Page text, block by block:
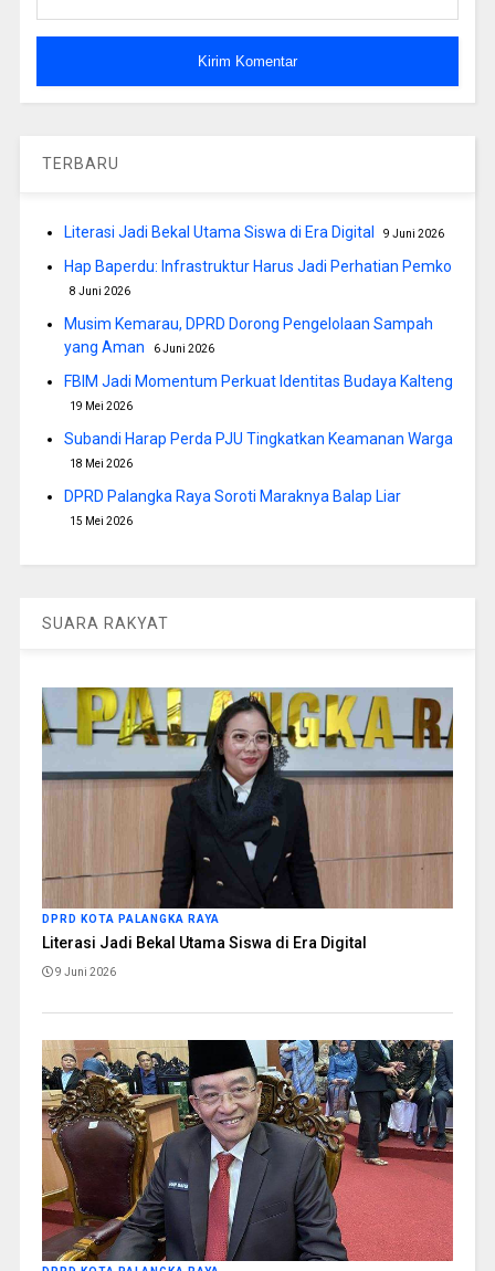
TERBARU
Literasi Jadi Bekal Utama Siswa di Era Digital 9 Juni 2026
Hap Baperdu: Infrastruktur Harus Jadi Perhatian Pemko
8 Juni 2026
Musim Kemarau, DPRD Dorong Pengelolaan Sampah
yang Aman
6 Juni 2026
FBIM Jadi Momentum Perkuat Identitas Budaya Kalteng
19 Mei 2026
Subandi Harap Perda PJU Tingkatkan Keamanan Warga
18 Mei 2026
DPRD Palangka Raya Soroti Maraknya Balap Liar
15 Mei 2026
SUARA RAKYAT
DPRD KOTA PALANGKA RAYA
Literasi Jadi Bekal Utama Siswa di Era Digital
9 Juni 2026